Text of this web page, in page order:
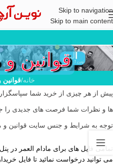
Skip to navigation
Skip to main content
قوانین
خانه/
پیش از هر چیزی از خرید شما
ها و نظرات شما فرصت های جدیدی را
توجه به شرایط و جنس سایت قوانین
تمامی فایل های برای مادام العمر در
می توانید درخواست نمائید تا فایل